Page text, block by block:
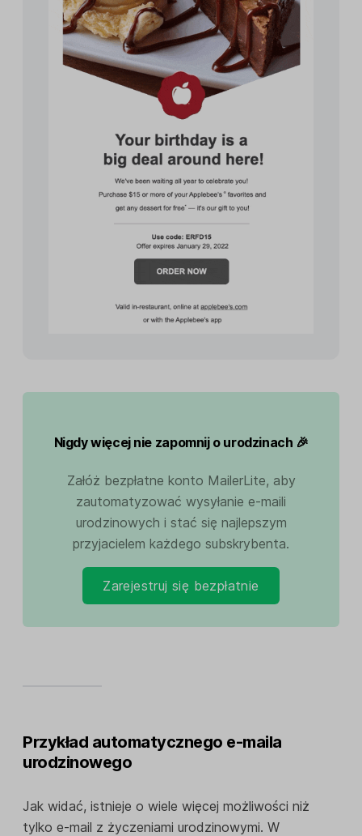
Nigdy więcej nie zapomnij o urodzinach 🎉
Załóż bezpłatne konto MailerLite, aby
zautomatyzować wysyłanie e-maili
urodzinowych i stać się najlepszym
przyjacielem każdego subskrybenta.
Zarejestruj się bezpłatnie
Przykład automatycznego e-maila
urodzinowego
Jak widać, istnieje o wiele więcej możliwości niż
tylko e-mail z życzeniami urodzinowymi. W